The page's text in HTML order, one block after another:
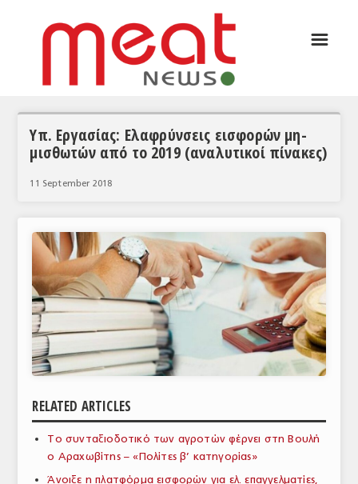
ΣΥΝΕΝΤΕΥΞΕΙΣ
ΘΕΜΑΤΑ
ΚΟΣΜΟΣ
ΕΙΔΗΣΕΙΣ
ΕΥΡΩΠΑΪΚΕΣ ΑΠΟΦΑΣΕΙΣ
ΘΕΜΑΤΑ
ΕΜΠΟΡΙΚΟΣ ΚΑΤΑΛΟΓΟΣ
ΠΑΡΑΓΩΓΗ & ΕΜΠΟΡΙΑ
ΣΦΑΓΕΙΑ
☰
Υπ. Εργασίας: Ελαφρύνσεις εισφορών μη-
μισθωτών από το 2019 (αναλυτικοί πίνακες)
11 September 2018
RELATED ARTICLES
Το συνταξιοδοτικό των αγροτών φέρνει στη Βουλή
ο Αραχωβίτης – «Πολίτες β’ κατηγορίας»
Άνοιξε η πλατφόρμα εισφορών για ελ. επαγγελματίες,